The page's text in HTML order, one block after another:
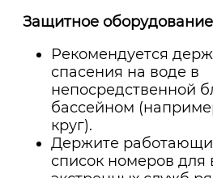
Защитное оборудование
Рекомендуется
спасения на воде в
непосредственной
бассейном
круг).
Держите
список номеров для